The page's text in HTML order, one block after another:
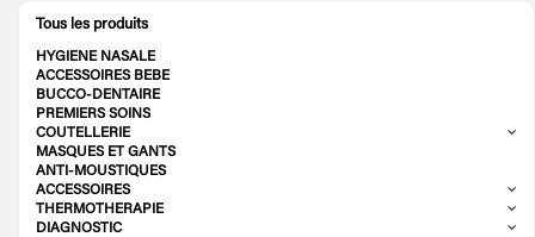
Tous les produits
HYGIENE NASALE
ACCESSOIRES BEBE
BUCCO-DENTAIRE
PREMIERS SOINS
COUTELLERIE
MASQUES ET GANTS
ANTI-MOUSTIQUES
ACCESSOIRES
THERMOTHERAPIE
DIAGNOSTIC